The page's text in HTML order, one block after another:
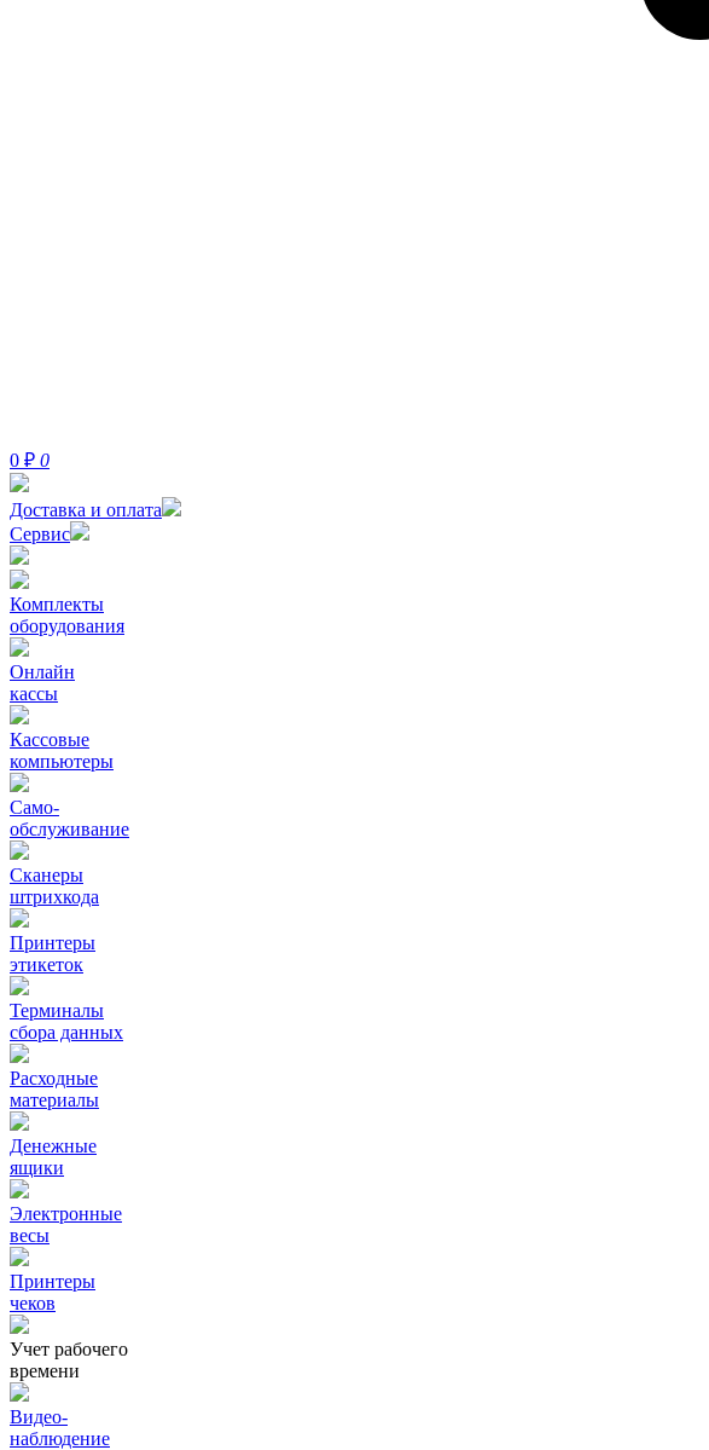
0 ₽ 0
Доставка и оплата
Сервис
Комплекты
оборудования
Онлайн
кассы
Кассовые
компьютеры
Само-
обслуживание
Сканеры
штрихкода
Принтеры
этикеток
Терминалы
сбора данных
Расходные
материалы
Денежные
ящики
Электронные
весы
Принтеры
чеков
Учет рабочего
времени
Видео‑
наблюдение